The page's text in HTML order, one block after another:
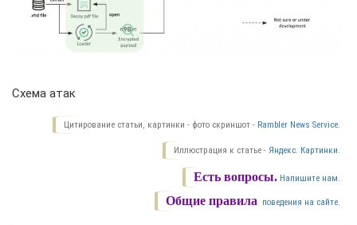
Схема атак
Цитирование статьи, картинки - фото скриншот - Rambler News Service.
Иллюстрация к статье - Яндекс. Картинки.
Есть вопросы. Напишите нам.
Общие правила поведения на сайте.